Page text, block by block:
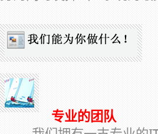
专业的团队